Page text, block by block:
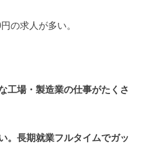
の求人が多い。
工場・製造業の仕事がたくさ
。長期就業フルタイムでガッ